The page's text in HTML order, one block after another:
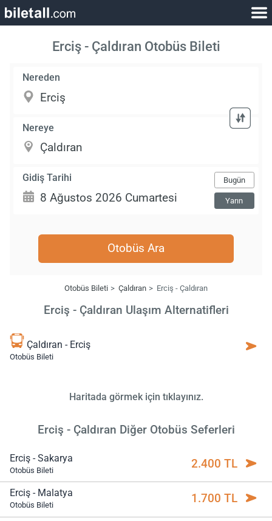
Erciş - Çaldıran Otobüs Bileti
Nereden
Nereye
Gidiş Tarihi Bugün
Yarın
Otobüs Ara
Otobüs Bileti Çaldıran Erciş - Çaldıran
Erciş - Çaldıran Ulaşım Alternatifleri
Çaldıran - Erciş
Otobüs Bileti
Haritada görmek için tıklayınız.
Erciş - Çaldıran Diğer Otobüs Seferleri
Erciş - Sakarya
Otobüs Bileti 2.400 TL
Erciş - Malatya
Otobüs Bileti 1.700 TL